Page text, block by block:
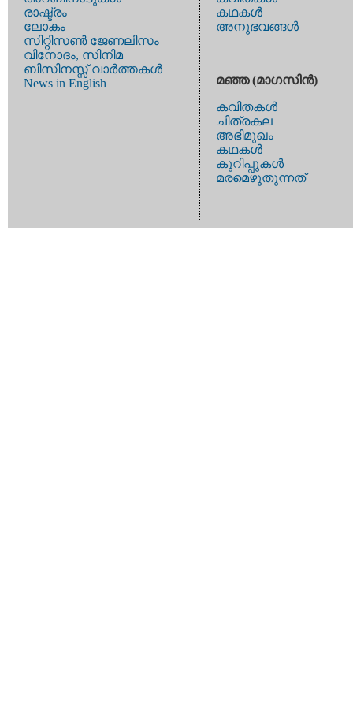
രാഷ്ട്രം
ലോകം
സിറ്റിസണ്‍ ജേണലിസം
വിനോദം, സിനിമ
ബിസിനസ്സ് വാര്‍ത്തകള്‍
News in English
കഥകള്‍
അനുഭവങ്ങള്‍
മഞ്ഞ (മാഗസിന്‍)
കവിതകള്‍
ചിത്രകല
അഭിമുഖം
കഥകള്‍
കുറിപ്പുകള്‍
മരമെഴുതുന്നത്